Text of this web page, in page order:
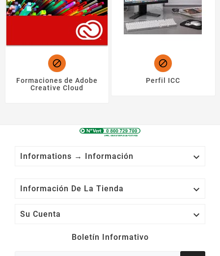

Formaciones de Adobe
Creative Cloud

Perfil ICC
Informations → Información 
Información De La Tienda 
Su Cuenta 
Boletín Informativo